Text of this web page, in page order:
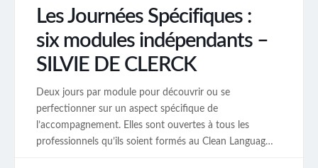
Les Journées Spécifiques :
six modules indépendants –
SILVIE DE CLERCK
Deux jours par module pour découvrir ou se
perfectionner sur un aspect spécifique de
l’accompagnement. Elles sont ouvertes à tous les
professionnels qu’ils soient formés au Clean Language